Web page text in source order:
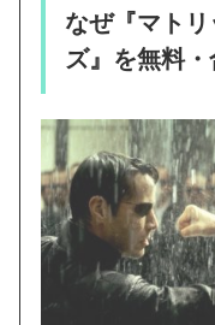
なぜ『マト
ズ』を無料